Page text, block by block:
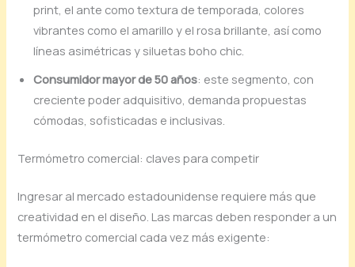
print, el ante como textura de temporada, colores
vibrantes como el amarillo y el rosa brillante, así como
líneas asimétricas y siluetas boho chic.
Consumidor mayor de 50 años: este segmento, con
creciente poder adquisitivo, demanda propuestas
cómodas, sofisticadas e inclusivas.
Termómetro comercial: claves para competir
Ingresar al mercado estadounidense requiere más que
creatividad en el diseño. Las marcas deben responder a un
termómetro comercial cada vez más exigente: